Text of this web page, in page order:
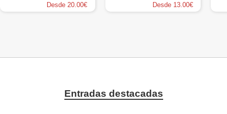
Desde 20.00€ Desde 13.00€
Entradas destacadas